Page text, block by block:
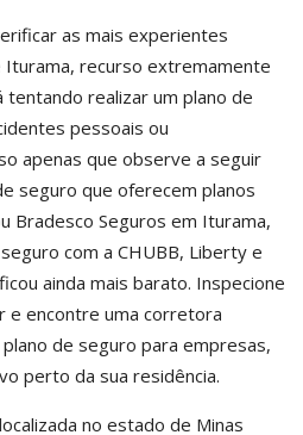
as mais experientes
recurso extremamente
realizar um plano de
pessoais ou
apenas que observe a seguir
seguro que oferecem planos
Bradesco Seguros em Iturama,
com a CHUBB, Liberty e
ainda mais barato. Inspecione
e encontre uma corretora
de seguro para empresas,
perto da sua residência.
no estado de Minas